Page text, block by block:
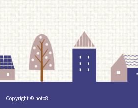
Copyright © noto8